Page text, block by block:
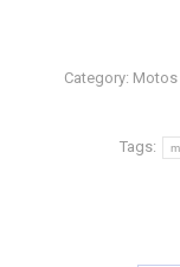
Category: Motos
Tags: